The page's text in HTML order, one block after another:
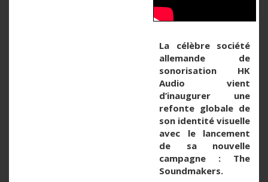
La célèbre
société
allemande de
sonorisation HK
Audio vient
d’inaugurer
une
refonte globale de
son identité visuelle
avec le lancement
de sanouvelle
campagne : The
Soundmakers.